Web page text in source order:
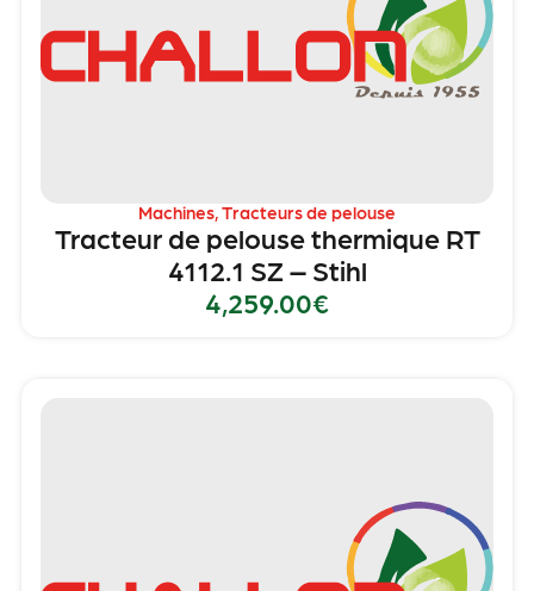
Machines Tracteurs de pelouse
Tracteur de pelouse thermique RT
4112.1 SZ – Stihl
4,259.00€